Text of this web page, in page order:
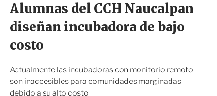
i
o
r
Alumnas del CCH Naucalpan
diseñan incubadora de bajo
costo
Actualmente las incubadoras con monitorio remoto
son inaccesibles para comunidades marginadas
debido a su alto costo